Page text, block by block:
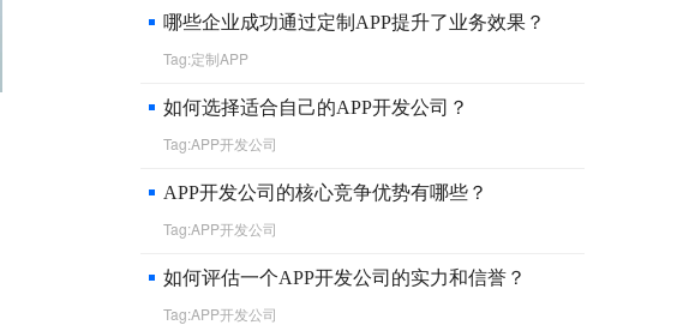
哪些企业成功通过定制APP提升了业务效果？
Tag:定制APP
如何选择适合自己的APP开发公司？
Tag:APP开发公司
APP开发公司的核心竞争优势有哪些？
Tag:APP开发公司
如何评估一个APP开发公司的实力和信誉？
Tag:APP开发公司